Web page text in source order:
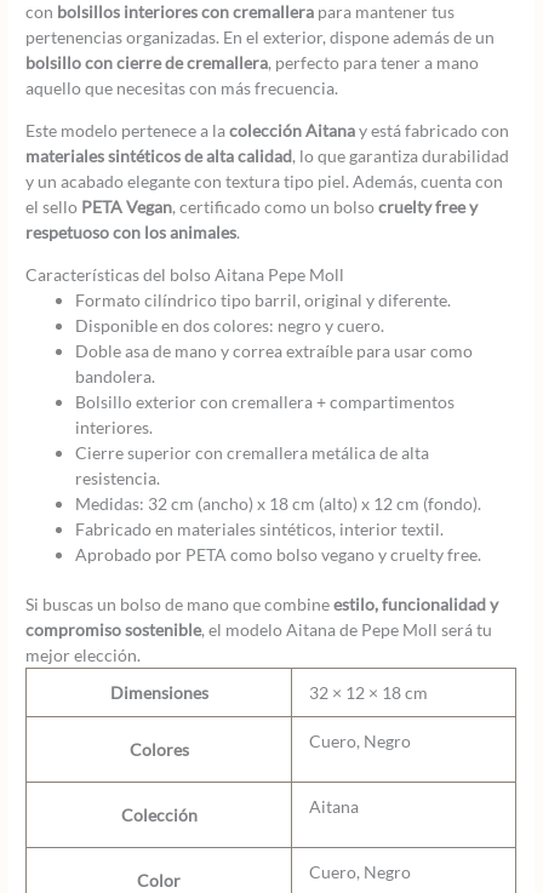
con bolsillos interiores con cremallera para mantener tus
pertenencias organizadas. En el exterior, dispone además de un
bolsillo con cierre de cremallera, perfecto para tener a mano
aquello que necesitas con más frecuencia.
Este modelo pertenece a lacolección Aitanay está fabricado con
materiales sintéticos de alta calidad, lo que garantiza durabilidad
y un acabado elegante con textura tipo piel. Además, cuenta con
el sello PETA Vegan, certificado como un bolsocruelty free y
respetuoso con los animales.
Características del bolso Aitana Pepe Moll
Formato cilíndrico tipo barril, original y diferente.
Disponible en dos colores: negro y cuero.
Doble asa de mano y correa extraíble para usar como
bandolera.
Bolsillo exterior con cremallera + compartimentos
interiores.
Cierre superior con cremallera metálica de alta
resistencia.
Medidas: 32 cm (ancho) x 18 cm (alto) x 12 cm (fondo).
Fabricado en materiales sintéticos, interior textil.
Aprobado por PETA como bolso vegano y cruelty free.
Si buscas un bolso de mano que combineestilo, funcionalidad y
compromiso sostenible, el modelo Aitana de Pepe Moll será tu
mejor elección.
Dimensiones
32 × 12 × 18 cm
Colores Cuero, Negro
Colección Aitana
Color Cuero, Negro